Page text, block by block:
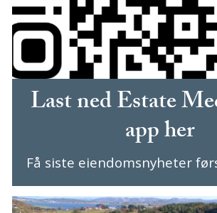
Last ned Estate
app her
Få siste eiendomsnyheter